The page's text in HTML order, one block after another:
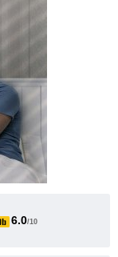
6.0/10